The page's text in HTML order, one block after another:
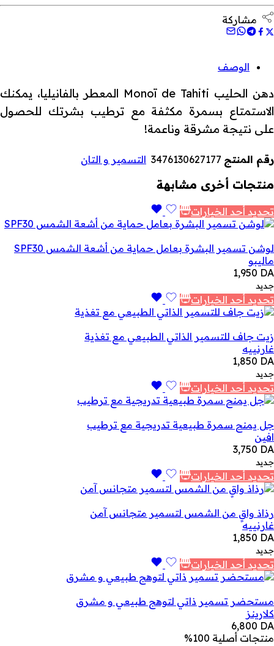
مشاركة
الوصف
دهن الحليب Monoï de Tahiti المعطر بالفانيليا، يمكنك
الاستمتاع بسمرة مكثفة مع ترطيب بشرتك للحصول
على نتيجة مشرقة وناعمة!
رقم المنتج 3476130627177 التسمير و التان
منتجات أخرى مشابهة
تحديد أحد الخيارات
لوشن تسمير البشرة بعامل حماية من أشعة الشمس SPF30
ماليبو
1,950 DA
جديد
تحديد أحد الخيارات
زيت جاف للتسمير الذاتي الطبيعي مع تغذية
غارنييه
1,850 DA
جديد
تحديد أحد الخيارات
جل يمنح سمرة طبيعية تدريجية مع ترطيب
افين
3,750 DA
جديد
تحديد أحد الخيارات
رذاذ واقٍ من الشمس لتسمير متجانس آمن
غارنييه
1,850 DA
جديد
تحديد أحد الخيارات
مستحضر تسمير ذاتي لتوهج طبيعي و مشرق
كلارينز
6,800 DA
منتجات أصلية 100%